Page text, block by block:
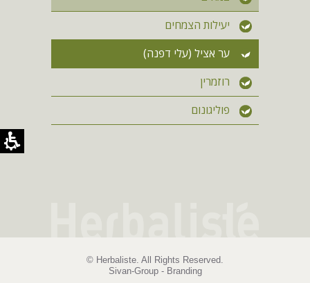
יעילות הצמחים
ער אציל (עלי דפנה)
רוזמרין
פוליגונום
© Herbaliste. All Rights Reserved.
Sivan-Group - Branding